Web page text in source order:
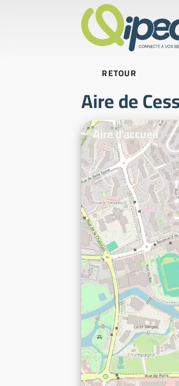
RETOUR
Aire de
Photos
Aire d'accueil